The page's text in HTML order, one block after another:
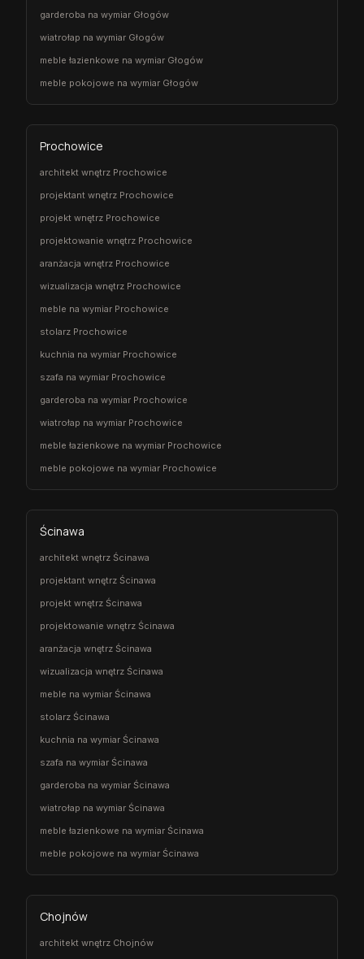
garderoba na wymiar Głogów
wiatrołap na wymiar Głogów
meble łazienkowe na wymiar Głogów
meble pokojowe na wymiar Głogów
Prochowice
architekt wnętrz Prochowice
projektant wnętrz Prochowice
projekt wnętrz Prochowice
projektowanie wnętrz Prochowice
aranżacja wnętrz Prochowice
wizualizacja wnętrz Prochowice
meble na wymiar Prochowice
stolarz Prochowice
kuchnia na wymiar Prochowice
szafa na wymiar Prochowice
garderoba na wymiar Prochowice
wiatrołap na wymiar Prochowice
meble łazienkowe na wymiar Prochowice
meble pokojowe na wymiar Prochowice
Ścinawa
architekt wnętrz Ścinawa
projektant wnętrz Ścinawa
projekt wnętrz Ścinawa
projektowanie wnętrz Ścinawa
aranżacja wnętrz Ścinawa
wizualizacja wnętrz Ścinawa
meble na wymiar Ścinawa
stolarz Ścinawa
kuchnia na wymiar Ścinawa
szafa na wymiar Ścinawa
garderoba na wymiar Ścinawa
wiatrołap na wymiar Ścinawa
meble łazienkowe na wymiar Ścinawa
meble pokojowe na wymiar Ścinawa
Chojnów
architekt wnętrz Chojnów